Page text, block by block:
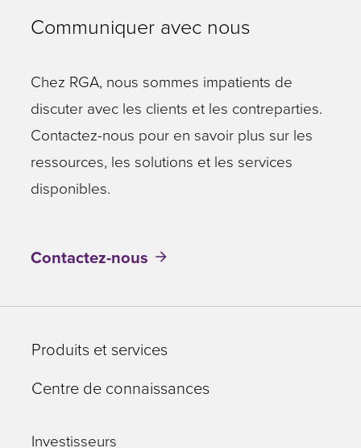
Communiquer avec nous
Chez RGA, nous sommes impatients de
discuter avec les clients et les contreparties.
Contactez-nous pour en savoir plus sur les
ressources, les solutions et les services
disponibles.
Contactez-nous
Produits et services
Centre de connaissances
Investisseurs